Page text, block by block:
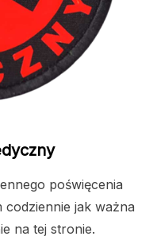
poświęcenia
jak ważna
na tej stronie.